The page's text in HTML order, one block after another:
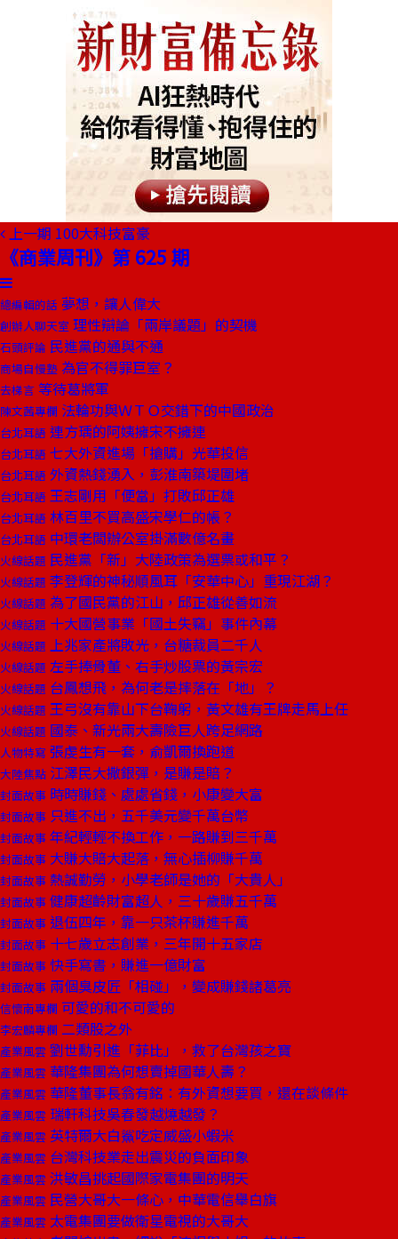
上一期 100大科技富豪
《商業周刊》第 625 期
總編輯的話 夢想，讓人偉大
創辦人聊天室 理性辯論「兩岸議題」的契機
石頭評論 民進黨的通與不通
商場自慢塾 為官不得罪巨室？
去梯言 等待葛將軍
陳文茜專欄 法輪功與ＷＴＯ交錯下的中國政治
台北耳語 連方瑀的阿姨擁宋不擁連
台北耳語 七大外資進場「搶購」光華投信
台北耳語 外資熱錢湧入，彭淮南築堤圍堵
台北耳語 王志剛用「便當」打敗邱正雄
台北耳語 林百里不買高盛宋學仁的帳？
台北耳語 中環老闆辦公室掛滿數億名畫
火線話題 民進黨「新」大陸政策為選票或和平？
火線話題 李登輝的神秘順風耳「安華中心」重現江湖？
火線話題 為了國民黨的江山，邱正雄從善如流
火線話題 十大國營事業「國土失竊」事件內幕
火線話題 上兆家產將敗光，台糖裁員二千人
火線話題 左手捧骨董、右手炒股票的黃宗宏
火線話題 台鳳想飛，為何老是摔落在「地」？
火線話題 王弓沒有靠山下台鞠躬，黃文雄有王牌走馬上任
火線話題 國泰、新光兩大壽險巨人跨足網路
人物特寫 張虔生有一套，俞凱爾換跑道
大陸焦點 江澤民大撒銀彈，是賺是賠？
封面故事 時時賺錢、處處省錢，小康變大富
封面故事 只進不出，五千美元變千萬台幣
封面故事 年紀輕輕不換工作，一路賺到三千萬
封面故事 大賺大賠大起落，無心插柳賺千萬
封面故事 熱誠勤勞，小學老師是她的「大貴人」
封面故事 健康超齡財富超人，三十歲賺五千萬
封面故事 退伍四年，靠一只茶杯賺進千萬
封面故事 十七歲立志創業，三年開十五家店
封面故事 快手寫書，賺進一億財富
封面故事 兩個臭皮匠「相碰」，變成賺錢諸葛亮
信懷南專欄 可愛的和不可愛的
李宏麟專欄 二類股之外
產業風雲 劉世勳引進「菲比」，救了台灣孩之寶
產業風雲 華隆集團為何想賣掉國華人壽？
產業風雲 華隆董事長翁有銘：有外資想要買，還在談條件
產業風雲 瑞軒科技吳春發越燒越發？
產業風雲 英特爾大白鯊吃定威盛小蝦米
產業風雲 台灣科技業走出震災的負面印象
產業風雲 洪敏昌挑起國際家電集團的明天
產業風雲 民營大哥大一條心，中華電信舉白旗
產業風雲 太電集團要做衛星電視的大哥大